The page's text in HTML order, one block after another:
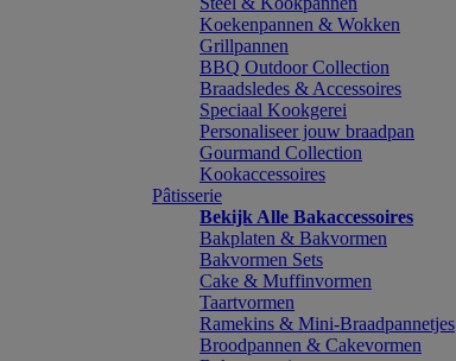
Koekenpannen & Wokken
Grillpannen
BBQ Outdoor Collection
Braadsledes & Accessoires
Speciaal Kookgerei
Personaliseer jouw braadpan
Gourmand Collection
Kookaccessoires
Pâtisserie
Bekijk Alle Bakaccessoires
Bakplaten & Bakvormen
Bakvormen Sets
Cake & Muffinvormen
Taartvormen
Ramekins & Mini-Braadpannetjes
Broodpannen & Cakevormen